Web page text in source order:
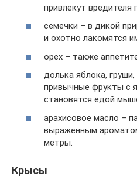
привлекут вредителя
семечки – в дикой
и охотно лакомятся
орех – также
долька яблока,
привычные фрукты с
становятся едой
арахисовое масло –
выраженным
метры.
Крысы